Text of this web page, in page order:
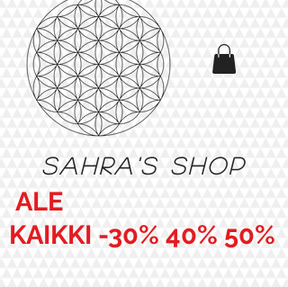
Sahra's shop
ALE
KAIKKI -30% 40% 50%